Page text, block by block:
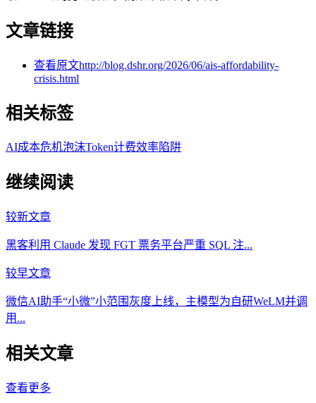
文章链接
查看原文http://blog.dshr.org/2026/06/ais-affordability-
crisis.html
相关标签
AI成本危机泡沫Token计费效率陷阱
继续阅读
较新文章
黑客利用 Claude 发现 FGT 票务平台严重 SQL 注...
较早文章
微信AI助手“小微”小范围灰度上线，主模型为自研WeLM并调
用...
相关文章
查看更多